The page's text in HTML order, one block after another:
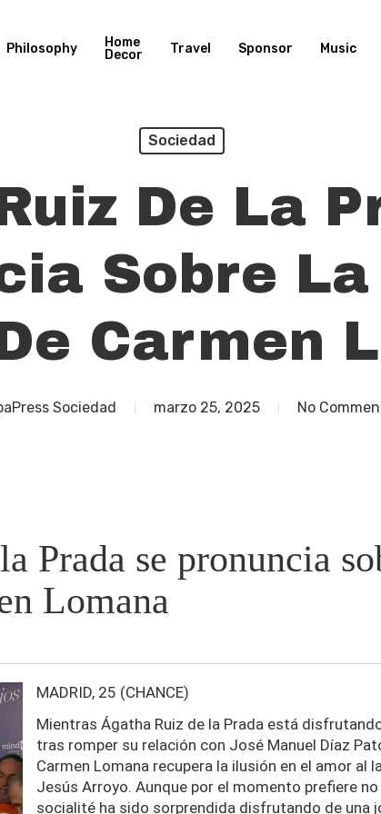
Philosophy
Home
Decor
Travel Sponsor Music
Sociedad
De La
Sobre
Carmen
Sociedad marzo 25, 2025 No